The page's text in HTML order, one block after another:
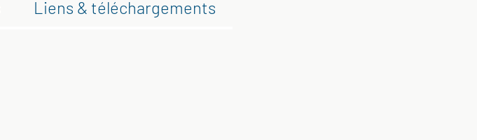
Liens & téléchargements